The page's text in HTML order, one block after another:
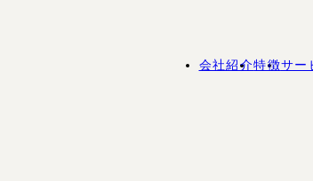
会社紹介特徴サー